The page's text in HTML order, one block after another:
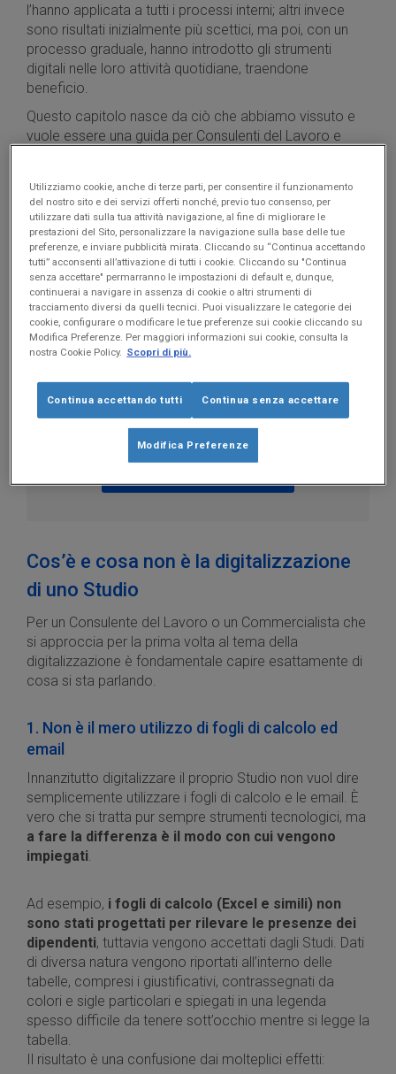
l’hanno applicata a tutti i processi interni; altri invece
sono risultati inizialmente più scettici, ma poi, con un
processo graduale, hanno introdotto gli strumenti
digitali nelle loro attività quotidiane, traendone
beneficio.
Questo capitolo nasce da ciò che abbiamo vissuto e
vuole essere una guida per Consulenti del Lavoro e
strategico degli strumenti digitali.
Scarica GRATIS in PDF la guida
completa
per Consulenti del Lavoro e
Scopri tutti i consigli per offrire un servizio di qualità
superiore.
Cos’è e cosa non è la digitalizzazione
di uno Studio
Per un Consulente del Lavoro o un Commercialista che
si approccia per la prima volta al tema della
digitalizzazione è fondamentale capire esattamente di
cosa si sta parlando.
1. Non è il mero utilizzo di fogli di calcolo ed
email
Innanzitutto digitalizzare il proprio Studio non vuol dire
semplicemente utilizzare i fogli di calcolo e le email. È
vero che si tratta pur sempre strumenti tecnologici, ma
a fare la differenza è il modo con cui vengono
impiegati.
Ad esempio, i fogli di calcolo (Excel e simili) non
sono stati progettati per rilevare le presenze dei
dipendenti, tuttavia vengono accettati dagli Studi. Dati
di diversa natura vengono riportati all’interno delle
tabelle, compresi i giustificativi, contrassegnati da
colori e sigle particolari e spiegati in una legenda
spesso difficile da tenere sott’occhio mentre si legge la
tabella.
Il risultato è una confusione dai molteplici effetti:
Utilizziamo cookie, anche di terze parti, per consentire il funzionamento
del nostro sito e dei servizi offerti nonché, previo tuo consenso, per
utilizzare dati sulla tua attività navigazione, al fine di migliorare le
prestazioni del Sito, personalizzare la navigazione sulla base delle tue
preferenze, e inviare pubblicità mirata. Cliccando su “Continua accettando
tutti” acconsenti all’attivazione di tutti i cookie. Cliccando su "Continua
senza accettare" permarranno le impostazioni di default e, dunque,
continuerai a navigare in assenza di cookie o altri strumenti di
tracciamento diversi da quelli tecnici. Puoi visualizzare le categorie dei
cookie, configurare o modificare le tue preferenze sui cookie cliccando su
Modifica Preferenze. Per maggiori informazioni sui cookie, consulta la
nostra Cookie Policy. Scopri di più.
Continua accettando tutti Continua senza accettare
Modifica Preferenze